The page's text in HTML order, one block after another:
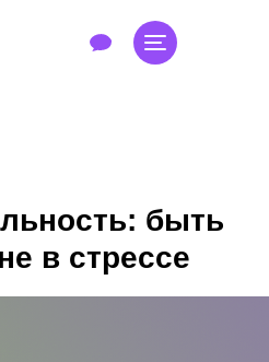
быть
в стрессе